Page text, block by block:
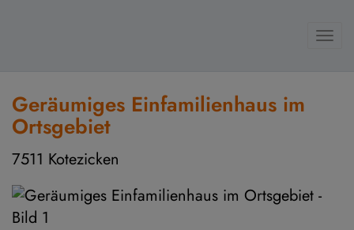
Geräumiges Einfamilienhaus im
Ortsgebiet
7511 Kotezicken